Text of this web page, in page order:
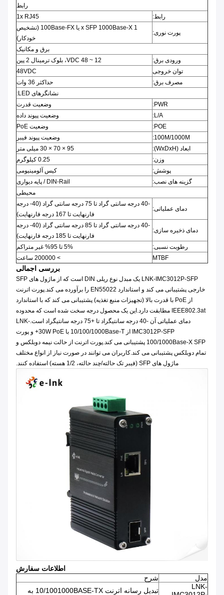
رابط
رابط:
1x RJ45
پورت نوری:
1 x SFP 1000Base-X یا 100Base-FX (تشخیص
خودکار)
برق و مکانیک
ورودی برق:
12 ~ 48 VDC، بلوک ترمینال 2 پین
توان خروجی
48VDC
مصرف برق:
حداکثر 36 وات
نشانگرهای LED:
PWR:
وضعیت قدرت
L/A:
وضعیت پیوند داده
POE:
وضعیت PoE
100M/1000M:
وضعیت پیوند فیبر
ابعاد (WxDxH):
95 × 70 × 30 میلی متر
وزن:
0.25 کیلوگرم
پوشش:
کیس آلومینیومی
گزینه های نصب:
DIN-Rail / پایه دیواری
محیطی
دمای عملیاتی:
-40 درجه سانتی گراد تا 75 درجه سانتی گراد (40- درجه
فارنهایت تا 167 درجه فارنهایت)
دمای ذخیره سازی:
-40 درجه سانتی گراد تا 85 درجه سانتی گراد (40- درجه
فارنهایت تا 185 درجه فارنهایت)
رطوبت نسبی:
5% تا 95% غیر متراکم
MTBF
> 200000 ساعت
بررسی اجمالی
LNK-IMC3012P-SFP یک مبدل نوع ریلی DIN است که از ماژول های SFP
خارجی پشتیبانی می کند و استاندارد EN55022 را برآورده می کند.پورت اترنت
از PoE با قدرت بالا (تجهیزات منبع تغذیه) پشتیبانی می کند که با استاندارد
IEEE802.3at مطابقت دارد.این یک محصول درجه سخت شده است که محدوده
دمای عملیاتی آن -40 درجه سانتیگراد تا +75 درجه سانتیگراد است.LNK-
IMC3012P-SFP از 10/100/1000Base-T با 30W PoE+ و پورت
100/1000Base-X SFP پشتیبانی می کند.پورت اترنت از حالت نیمه دوبلکس و
تمام دوبلکس پشتیبانی می کند.کاربران می توانند در صورت نیاز از انواع مختلف
ماژول های SFP (فیبر تک حالته/چند حالته، 1/2 هسته) استفاده کنند.
اطلاعات سفارش
مدل
شرح
LNK-
تبدیل رسانه اترنت 10/1001000BASE-TX به